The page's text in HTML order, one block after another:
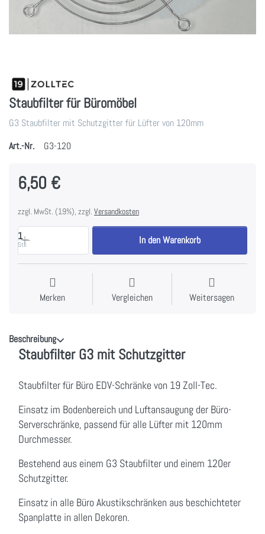
Staubfilter für Büromöbel
G3 Staubfilter mit Schutzgitter für Lüfter von 120mm
Art.-Nr.
G3-120
6,50 €
zzgl. MwSt. (19%), zzgl. Versandkosten
1
Stk In den Warenkorb
Merken Vergleichen Weitersagen
Beschreibung
Staubfilter G3 mit Schutzgitter
Staubfilter für Büro EDV-Schränke von 19 Zoll-Tec.
Einsatz im Bodenbereich und Luftansaugung der Büro-
Serverschränke, passend für alle Lüfter mit 120mm
Durchmesser.
Bestehend aus einem G3 Staubfilter und einem 120er
Schutzgitter.
Einsatz in alle Büro Akustikschränken aus beschichteter
Spanplatte in allen Dekoren.